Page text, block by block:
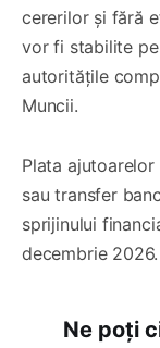
cererilor și fără
vor fi stabilite
autoritățile
Muncii.
Plata
sau transfer
sprijinului
decembrie 2026.
Ne poți